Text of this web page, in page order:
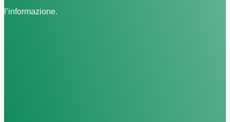
l’informazione.